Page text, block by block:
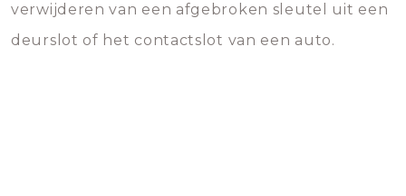
verwijderen van een afgebroken sleutel uit een
deurslot of het contactslot van een auto.